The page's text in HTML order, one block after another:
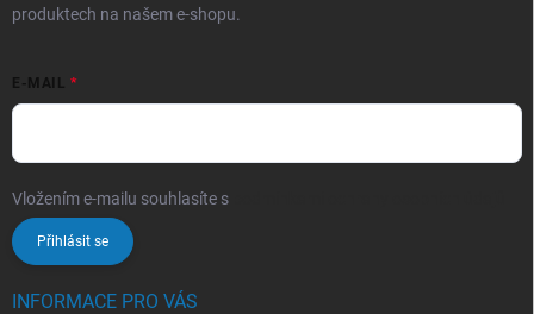
produktech na našem e-shopu.
E-MAIL
Vložením e-mailu souhlasíte s
Přihlásit se
INFORMACE PRO VÁS